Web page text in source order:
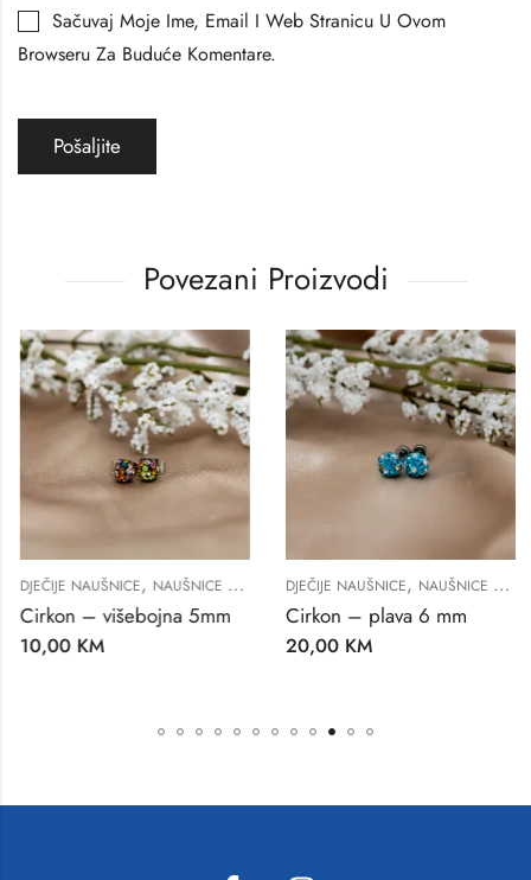
Sačuvaj Moje Ime, Email I Web Stranicu U Ovom
Browseru Za Buduće Komentare.
Povezani Proizvodi
DJEČIJE NAUŠNICE, NAUŠNICE ZA ŽENE
Cirkon – višebojna 5mm
10,00 KM
DJEČIJE NAUŠNICE, NAUŠNICE ZA ŽENE
Cirkon – plava 6 mm
20,00 KM